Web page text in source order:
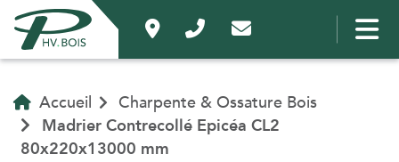
Accueil
Charpente & Ossature Bois
Madrier Contrecollé Epicéa CL2
80x220x13000 mm